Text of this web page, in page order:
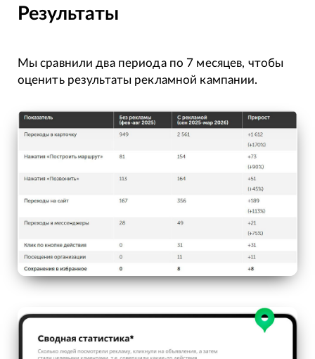
Результаты
Мы сравнили два периода по 7 месяцев, чтобы
оценить результаты рекламной кампании.